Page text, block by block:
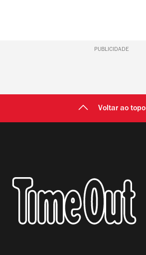
PUBLICIDADE
Voltar ao topo